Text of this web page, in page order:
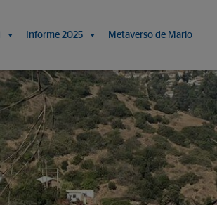
Informe 2025 Metaverso de Mario